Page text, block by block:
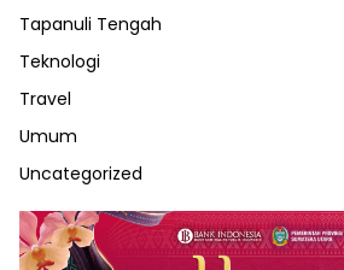
Tapanuli Tengah
Teknologi
Travel
Umum
Uncategorized